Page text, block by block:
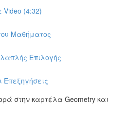
(4:32)
Μαθήματος
Επιλογής
Επεξηγήσεις
στην καρτέλα Geometry και